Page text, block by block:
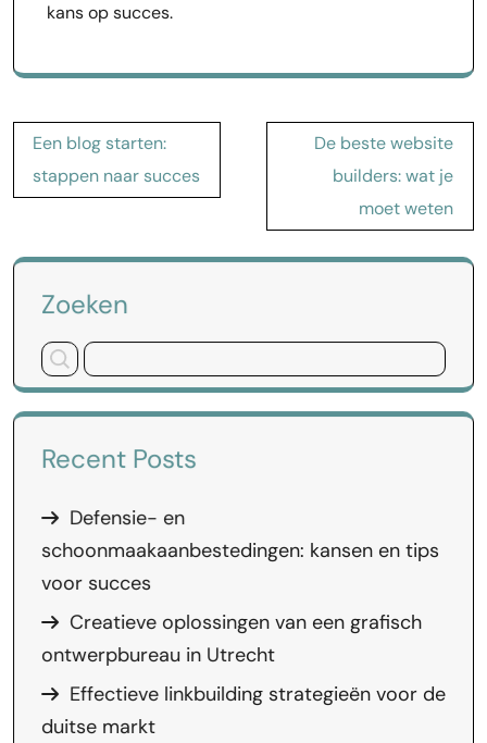
kans op succes.
Bericht
navigatie
Een blog starten:
stappen naar succes
De beste website
builders: wat je
moet weten
Zoeken
Recent Posts
Defensie- en
schoonmaakaanbestedingen: kansen en tips
voor succes
Creatieve oplossingen van een grafisch
ontwerpbureau in Utrecht
Effectieve linkbuilding strategieën voor de
duitse markt